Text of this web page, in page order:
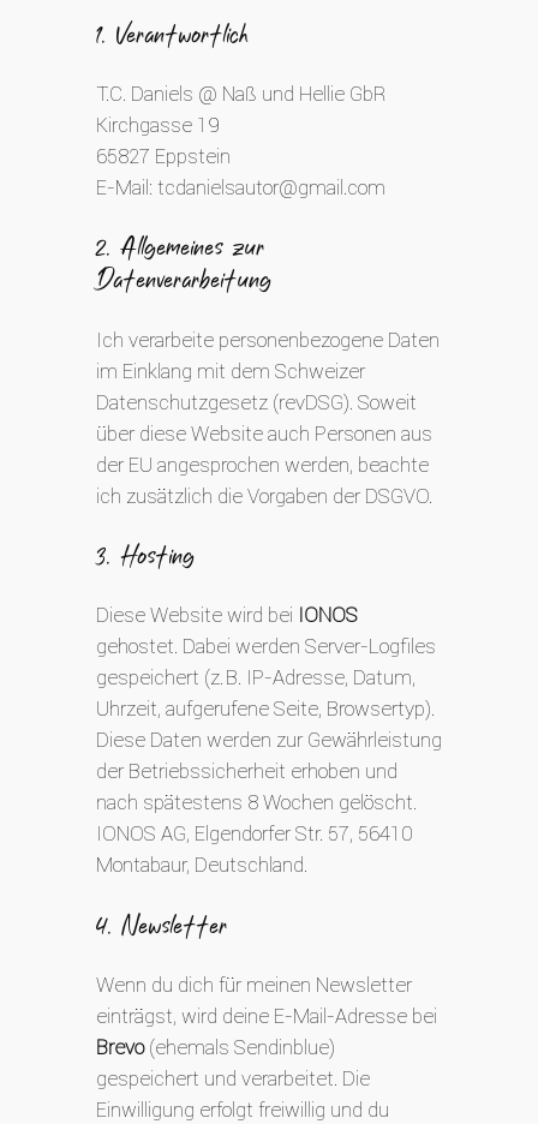
1. Verantwortlich
T.C. Daniels @ Naß und Hellie GbR
Kirchgasse 19
65827 Eppstein
E-Mail: tcdanielsautor@gmail.com
2. Allgemeines zur
Datenverarbeitung
Ich verarbeite personenbezogene Daten
im Einklang mit dem Schweizer
Datenschutzgesetz (revDSG). Soweit
über diese Website auch Personen aus
der EU angesprochen werden, beachte
ich zusätzlich die Vorgaben der DSGVO.
3. Hosting
Diese Website wird bei IONOS
gehostet. Dabei werden Server-Logfiles
gespeichert (z. B. IP-Adresse, Datum,
Uhrzeit, aufgerufene Seite, Browsertyp).
Diese Daten werden zur Gewährleistung
der Betriebssicherheit erhoben und
nach spätestens 8 Wochen gelöscht.
IONOS AG, Elgendorfer Str. 57, 56410
Montabaur, Deutschland.
4. Newsletter
Wenn du dich für meinen Newsletter
einträgst, wird deine E-Mail-Adresse bei
Brevo(ehemals Sendinblue)
gespeichert und verarbeitet. Die
Einwilligung erfolgt freiwillig und du